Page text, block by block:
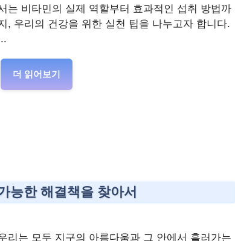
는 비타민의 실제 역할부터 효과적인 섭취 방법까
, 우리의 건강을 위한 실천 팁을 나누고자 합니다.
더 읽어보기
능한 해결책을 찾아서
리는 모두 지구의 아름다움과 그 안에서 흘러가는